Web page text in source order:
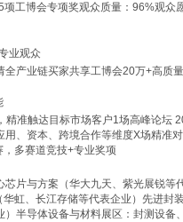
工博会专项奖观众质量：96%观众
业观众
产业链买家共享工博会20万+高质
准触达目标市场客户1场高峰论坛
、资本、跨境合作等维度X场精准
多赛道竞技+专业奖项
片与方案（华大九天、紫光展锐等
虹、长江存储等代表企业）先进封
半导体设备与材料展区：封测设备